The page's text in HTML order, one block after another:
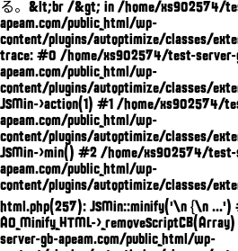
る。&lt;br /&gt; in /home/xs902574/
apeam.com/public_html/wp-
content/plugins/autoptimize/classes/
trace: #0 /home/xs902574/test-server-
apeam.com/public_html/wp-
content/plugins/autoptimize/classes/
JSMin->action(1) #1 /home/xs902574/
apeam.com/public_html/wp-
content/plugins/autoptimize/classes/
JSMin->min() #2 /home/xs902574/test-
apeam.com/public_html/wp-
content/plugins/autoptimize/classes/
html.php(257): JSMin::minify('\n {\n
AO_Minify_HTML-
server-gb-apeam.com/public_html/wp-